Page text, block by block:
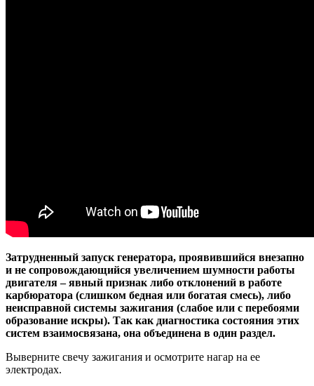
Затрудненный запуск генератора, проявившийся внезапно
и не сопровождающийся увеличением шумности работы
двигателя – явный признак либо отклонений в работе
карбюратора (слишком бедная или богатая смесь), либо
неисправной системы зажигания (слабое или с перебоями
образование искры). Так как диагностика состояния этих
систем взаимосвязана, она объединена в один раздел.
Выверните свечу зажигания и осмотрите нагар на ее
электродах.